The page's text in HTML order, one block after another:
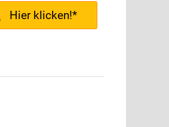
Hier klicken!*